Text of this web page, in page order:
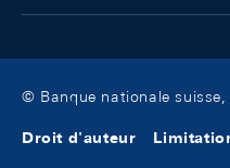
© Banque nationale suisse,
Droit d'auteur